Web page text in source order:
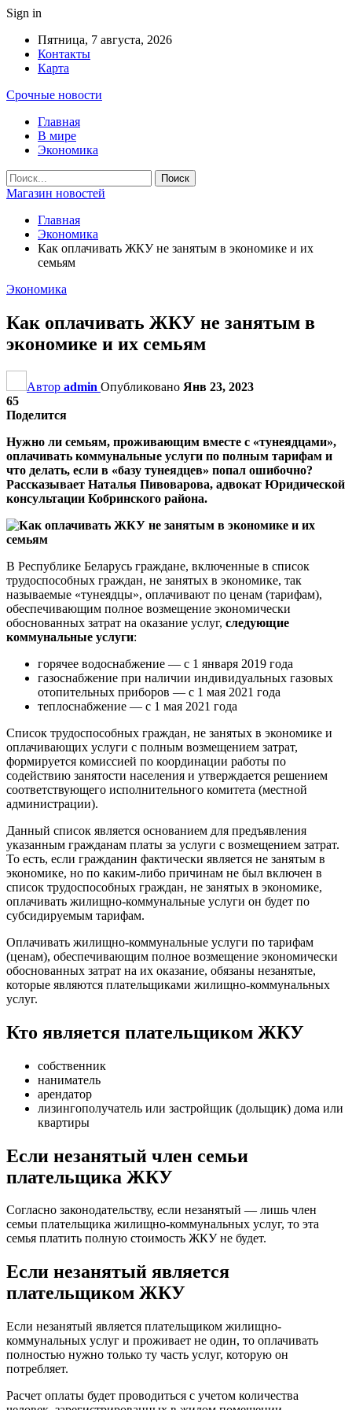
Sign in
Пятница, 7 августа, 2026
Контакты
Карта
Срочные новости
Главная
В мире
Экономика
Магазин новостей
Главная
Экономика
Как оплачивать ЖКУ не занятым в экономике и их
семьям
Экономика
Как оплачивать ЖКУ не занятым в
экономике и их семьям
Автор admin Опубликовано Янв 23, 2023
65
Поделится
Нужно ли семьям, проживающим вместе с «тунеядцами»,
оплачивать коммунальные услуги по полным тарифам и
что делать, если в «базу тунеядцев» попал ошибочно?
Рассказывает Наталья Пивоварова, адвокат Юридической
консультации Кобринского района.
В Республике Беларусь граждане, включенные в список
трудоспособных граждан, не занятых в экономике, так
называемые «тунеядцы», оплачивают по ценам (тарифам),
обеспечивающим полное возмещение экономически
обоснованных затрат на оказание услуг, следующие
коммунальные услуги:
горячее водоснабжение — с 1 января 2019 года
газоснабжение при наличии индивидуальных газовых
отопительных приборов — с 1 мая 2021 года
теплоснабжение — с 1 мая 2021 года
Список трудоспособных граждан, не занятых в экономике и
оплачивающих услуги с полным возмещением затрат,
формируется комиссией по координации работы по
содействию занятости населения и утверждается решением
соответствующего исполнительного комитета (местной
администрации).
Данный список является основанием для предъявления
указанным гражданам платы за услуги с возмещением затрат.
То есть, если гражданин фактически является не занятым в
экономике, но по каким-либо причинам не был включен в
список трудоспособных граждан, не занятых в экономике,
оплачивать жилищно-коммунальные услуги он будет по
субсидируемым тарифам.
Оплачивать жилищно-коммунальные услуги по тарифам
(ценам), обеспечивающим полное возмещение экономически
обоснованных затрат на их оказание, обязаны незанятые,
которые являются плательщиками жилищно-коммунальных
услуг.
Кто является плательщиком ЖКУ
собственник
наниматель
арендатор
лизингополучатель или застройщик (дольщик) дома или
квартиры
Если незанятый член семьи
плательщика ЖКУ
Согласно законодательству, если незанятый — лишь член
семьи плательщика жилищно-коммунальных услуг, то эта
семья платить полную стоимость ЖКУ не будет.
Если незанятый является
плательщиком ЖКУ
Если незанятый является плательщиком жилищно-
коммунальных услуг и проживает не один, то оплачивать
полностью нужно только ту часть услуг, которую он
потребляет.
Расчет оплаты будет проводиться с учетом количества